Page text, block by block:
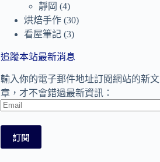
靜岡 (4)
烘焙手作 (30)
看屋筆記 (3)
追蹤本站最新消息
輸入你的電子郵件地址訂閱網站的新文
章，才不會錯過最新資訊：
Email
訂閱